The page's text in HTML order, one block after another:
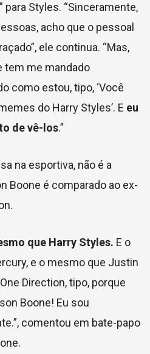
para Styles. “Sinceramente,
acho que o pessoal
ele continua. “Mas,
tem me mandado
como estou, tipo, ‘Você
do Harry Styles’. E eu
de vê-los.”
na esportiva, não é a
Boone é comparado ao ex-
que Harry Styles. E o
e o mesmo que Justin
Direction, tipo, porque
Boone! Eu sou
comentou em bate-papo